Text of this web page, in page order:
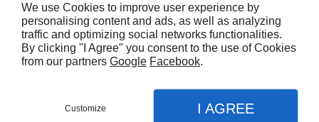
BASTIA BATTERIES, ZI de Tragonne20620
BIGULIA
06 09 71 16 60
We use Cookies to improve user experience by
personalising content and ads, as well as analyzing
traffic and optimizing social networks functionalities.
By clicking "I Agree" you consent to the use of Cookies
from our partners Google Facebook.
Customize I AGREE